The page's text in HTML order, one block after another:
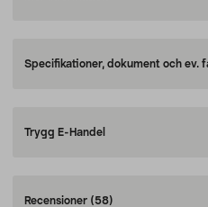
Specifikationer, dokument och ev.
Trygg E-Handel
Recensioner (58)